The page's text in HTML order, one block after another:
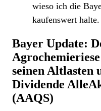
wieso ich die
kaufenswert halte.
Bayer Update:
seinen Altlasten
Dividende
(AAQS)